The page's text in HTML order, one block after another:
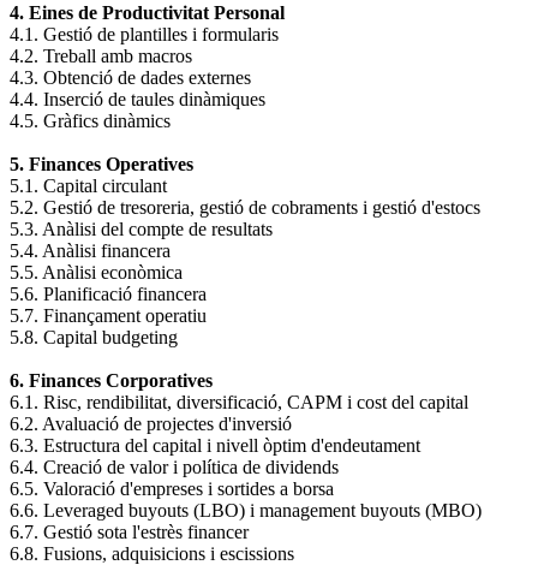
4. Eines de Productivitat Personal
4.1. Gestió de plantilles i formularis
4.2. Treball amb macros
4.3. Obtenció de dades externes
4.4. Inserció de taules dinàmiques
4.5. Gràfics dinàmics
5. Finances Operatives
5.1. Capital circulant
5.2. Gestió de tresoreria, gestió de cobraments i gestió d'estocs
5.3. Anàlisi del compte de resultats
5.4. Anàlisi financera
5.5. Anàlisi econòmica
5.6. Planificació financera
5.7. Finançament operatiu
5.8. Capital budgeting
6. Finances Corporatives
6.1. Risc, rendibilitat, diversificació, CAPM i cost del capital
6.2. Avaluació de projectes d'inversió
6.3. Estructura del capital i nivell òptim d'endeutament
6.4. Creació de valor i política de dividends
6.5. Valoració d'empreses i sortides a borsa
6.6. Leveraged buyouts (LBO) i management buyouts (MBO)
6.7. Gestió sota l'estrès financer
6.8. Fusions, adquisicions i escissions